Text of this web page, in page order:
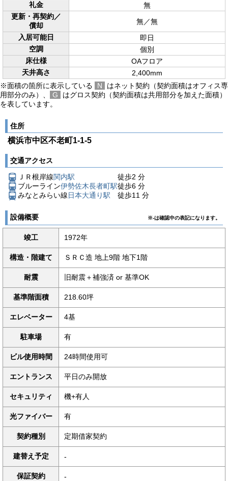
礼金
無
更新・再契約／
償却
無／無
入居可能日
即日
空調
個別
床仕様
OAフロア
天井高さ
2,400mm
※面積の箇所に表示している
N
はネット契約（契約面積はオフィス専
用部分のみ）、
G
はグロス契約（契約面積は共用部分を加えた面積）
を表しています。
住所
横浜市中区不老町1-1-5
交通アクセス
ＪＲ根岸線関内駅 徒歩2 分
ブルーライン伊勢佐木長者町駅徒歩6 分
みなとみらい線日本大通り駅 徒歩11 分
設備概要 ※-は確認中の表記になります。
竣工 1972年
構造・階建て ＳＲＣ造 地上9階 地下1階
耐震 旧耐震＋補強済 or 基準OK
基準階面積 218.60坪
エレベーター 4基
駐車場 有
ビル使用時間 24時間使用可
エントランス 平日のみ開放
セキュリティ 機+有人
光ファイバー 有
契約種別 定期借家契約
建替え予定 -
保証契約 -